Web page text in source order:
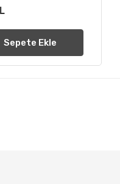
Sepete Ekle